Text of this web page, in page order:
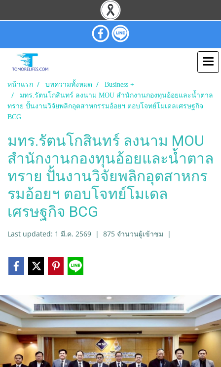
หน้าแรก บทความทั้งหมด
Business +
มทร.รัตนโกสินทร์ ลงนาม MOU สำนักงานกองทุนอ้อยและน้ำตาล
ทราย ปั้นงานวิจัยพลิกอุตสาหกรรมอ้อยฯ ตอบโจทย์โมเดลเศรษฐกิจ
BCG
มทร.รัตนโกสินทร์ ลงนาม MOU
สำนักงานกองทุนอ้อยและน้ำตาล
ทราย ปั้นงานวิจัยพลิกอุตสาหกร
รมอ้อยฯ ตอบโจทย์โมเดล
เศรษฐกิจ BCG
Last updated: 1 มี.ค. 2569 | 875 จำนวนผู้เข้าชม |